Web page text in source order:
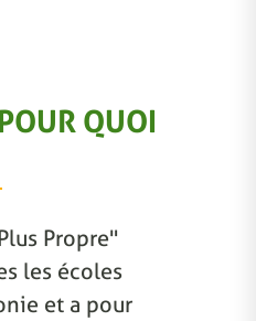
QUOI
Propre"
les écoles
et a pour